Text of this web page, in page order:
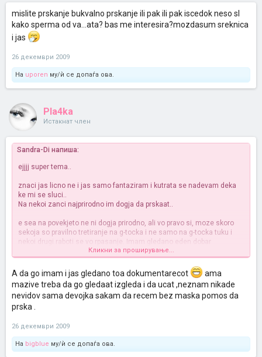
mislite prskanje bukvalno prskanje ili pak ili pak iscedok neso sl
kako sperma od va...ata? bas me interesira?mozdasum sreknica
i jas
26 декември 2009
На uporen му/ѝ се допаѓа ова.
Pla4ka
Истакнат член
Sandra-Di напиша:
ejjjj super tema..
znaci jas licno ne i jas samo fantaziram i kutrata se nadevam deka
ke mi se sluci..
Na nekoi zanci najprirodno im dogja da prskaat..
e sea na povekjeto ne ni dogja prirodno, ali vo pravo si, moze skoro
sekoja so pravilno tretiranje na g-tocka i ne samo na g-tocka tuku i
nekoi drugi raboti se vo rpasanje. Imam gledano eden dobar
dokumentarec (ako mozam taka da go narecam)
Tipot kazuva sto se treba i kako da se stimulira devojkata,kolku
vreme i pritoa pokazuva na lice mesto na devojkata
Da ja vidite zenava, se izbezumuva prvo celata, prska, pa pak posle i
pak...
Aj valjda ke ne bide i nas
Кликни за проширување...
A da go imam i jas gledano toa dokumentarecot
ama
mazive treba da go gledaat izgleda i da ucat ,neznam nikade
nevidov sama devojka sakam da recem bez maska pomos da
prska .
26 декември 2009
На bigblue му/ѝ се допаѓа ова.